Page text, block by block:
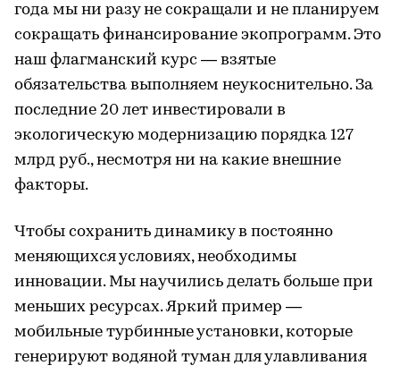
года мы ни разу не сокращали и не планируем
сокращать финансирование экопрограмм. Это
наш флагманский курс — взятые
обязательства выполняем неукоснительно. За
последние 20 лет инвестировали в
экологическую модернизацию порядка 127
млрд руб., несмотря ни на какие внешние
факторы.
Чтобы сохранить динамику в постоянно
меняющихся условиях, необходимы
инновации. Мы научились делать больше при
меньших ресурсах. Яркий пример —
мобильные турбинные установки, которые
генерируют водяной туман для улавливания